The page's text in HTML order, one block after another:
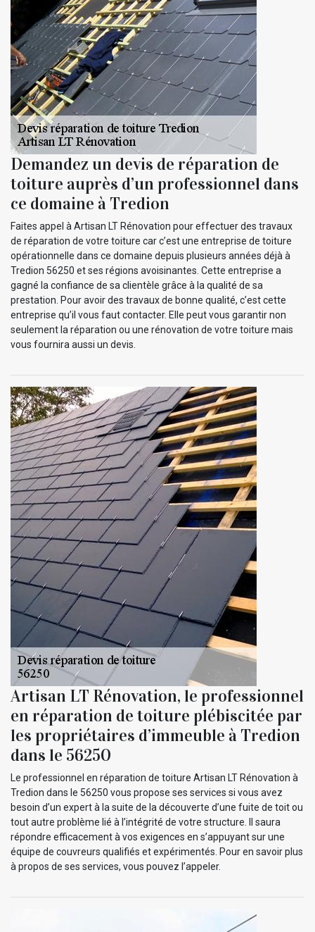
Demandez un devis de réparation de
toiture auprès d’un professionnel dans
ce domaine à Tredion
Faites appel à Artisan LT Rénovation pour effectuer des travaux
de réparation de votre toiture car c’est une entreprise de toiture
opérationnelle dans ce domaine depuis plusieurs années déjà à
Tredion 56250 et ses régions avoisinantes. Cette entreprise a
gagné la confiance de sa clientèle grâce à la qualité de sa
prestation. Pour avoir des travaux de bonne qualité, c’est cette
entreprise qu’il vous faut contacter. Elle peut vous garantir non
seulement la réparation ou une rénovation de votre toiture mais
vous fournira aussi un devis.
Artisan LT Rénovation, le professionnel
en réparation de toiture plébiscitée par
les propriétaires d’immeuble à Tredion
dans le 56250
Le professionnel en réparation de toiture Artisan LT Rénovation à
Tredion dans le 56250 vous propose ses services si vous avez
besoin d’un expert à la suite de la découverte d’une fuite de toit ou
tout autre problème lié à l’intégrité de votre structure. Il saura
répondre efficacement à vos exigences en s’appuyant sur une
équipe de couvreurs qualifiés et expérimentés. Pour en savoir plus
à propos de ses services, vous pouvez l’appeler.